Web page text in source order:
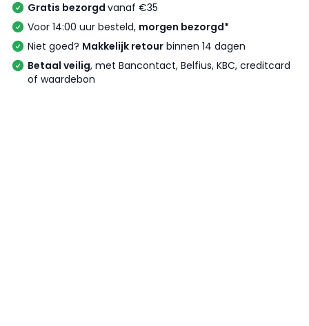
Gratis bezorgd vanaf €35
Voor 14:00 uur besteld, morgen bezorgd*
Niet goed? Makkelijk retour binnen 14 dagen
Betaal veilig, met Bancontact, Belfius, KBC, creditcard
of waardebon